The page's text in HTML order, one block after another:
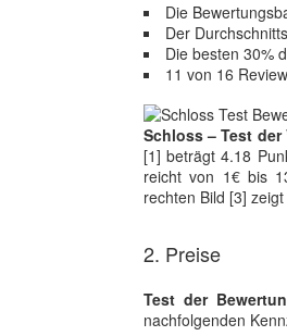
Die
Der
Die besten 30%
11 von 16
Schloss – Test
[1] beträgt 4.18
reicht von 1€ bis
rechten Bild [3]
2. Preise
Test der
nachfolgenden